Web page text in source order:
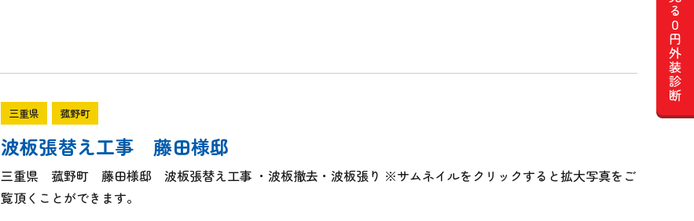
三重県 菰野町
波板張替え工事 藤田様邸
三重県 菰野町 藤田様邸 波板張替え工事 ・波板撤去・波板張り ※サムネイルをクリックすると拡大写真をご
覧頂くことができます。